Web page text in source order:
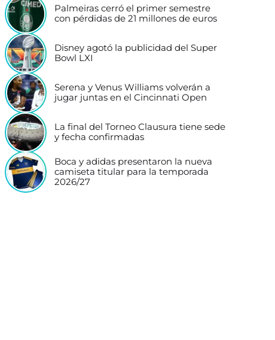
Palmeiras cerró el primer semestre
con pérdidas de 21 millones de euros
Disney agotó la publicidad del Super
Bowl LXI
Serena y Venus Williams volverán a
jugar juntas en el Cincinnati Open
La final del Torneo Clausura tiene sede
y fecha confirmadas
Boca y adidas presentaron la nueva
camiseta titular para la temporada
2026/27